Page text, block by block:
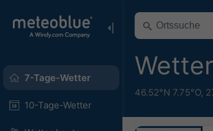
7-Tage-Wetter
10-Tage-Wetter
46.52°N 7.75°O,